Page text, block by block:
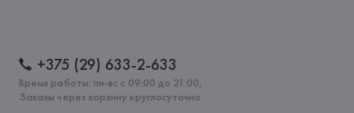
+375 (29) 633-2-633
Время работы: пн-вс с 09:00 до 21:00,
Заказы через корзину круглосуточно